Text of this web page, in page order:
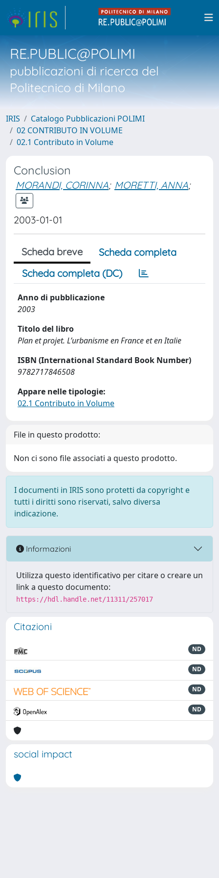
RE.PUBLIC@POLIMI
pubblicazioni di ricerca del
Politecnico di Milano
IRIS
Catalogo Pubblicazioni POLIMI
02 CONTRIBUTO IN VOLUME
02.1 Contributo in Volume
Conclusion
MORANDI, CORINNA; MORETTI, ANNA;
2003-01-01
Scheda breve
Scheda completa
Scheda completa (DC)
Anno di pubblicazione
2003
Titolo del libro
Plan et projet. L’urbanisme en France et en Italie
ISBN (International Standard Book Number)
9782717846508
Appare nelle tipologie:
02.1 Contributo in Volume
File in questo prodotto:
Non ci sono file associati a questo prodotto.
I documenti in IRIS sono protetti da copyright e
tutti i diritti sono riservati, salvo diversa
indicazione.
Informazioni
Utilizza questo identificativo per citare o creare un
link a questo documento:
https://hdl.handle.net/11311/257017
Citazioni
ND
ND
ND
ND
social impact